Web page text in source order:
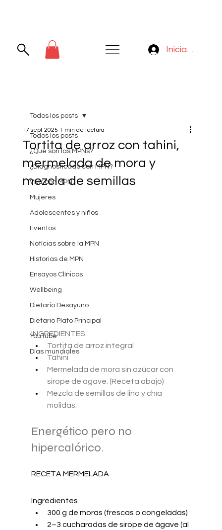
Iniciar sesión
Todos los posts
¿Qué son las MPNs?
¿Diagnosticado con MPN?
Vivir con MPN
Mujeres
Adolescentes y niños
Eventos
Notícias sobre la MPN
Historias de MPN
Ensayos Clínicos
Wellbeing
Dietario Desayuno
Dietario Plato Principal
YouTube
Días mundiales
Todos los posts
Tortita de arroz con tahini,
mermelada de mora y
mezcla de semillas
17 sept 2025 1 min de lectura
INGREDIENTES
Tortita de arroz integral
Tahini
Mermelada de mora sin azúcar con
sirope de ágave. (Receta abajo)
Mezcla de semillas de lino y chía
molidas.
Energético pero no
hipercalórico.
RECETA MERMELADA
Ingredientes
300 g de moras (frescas o congeladas)
2–3 cucharadas de sirope de ágave (al